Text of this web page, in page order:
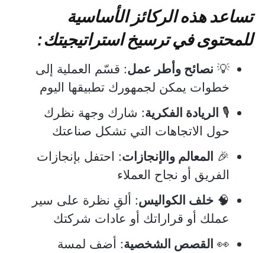
تساعد هذه الركائز الأساسية
للمحتوى في ترسيخ استراتيجيتك:
💡 نصائح وأطر عمل: قسّم العملية إلى
خطوات يمكن لجمهورك تطبيقها اليوم
🎙️ الريادة الفكرية: شارك وجهة نظرك
حول الاتجاهات التي تشكل صناعتك
🎉 المعالم والإنجازات: احتفل بإنجازات
الفريق أو نجاح العملاء
🧠 خلف الكواليس: ألقِ نظرة على سير
عملك أو قراراتك أو عادات شركتك
👀 القصص الشخصية: أضف لمسة